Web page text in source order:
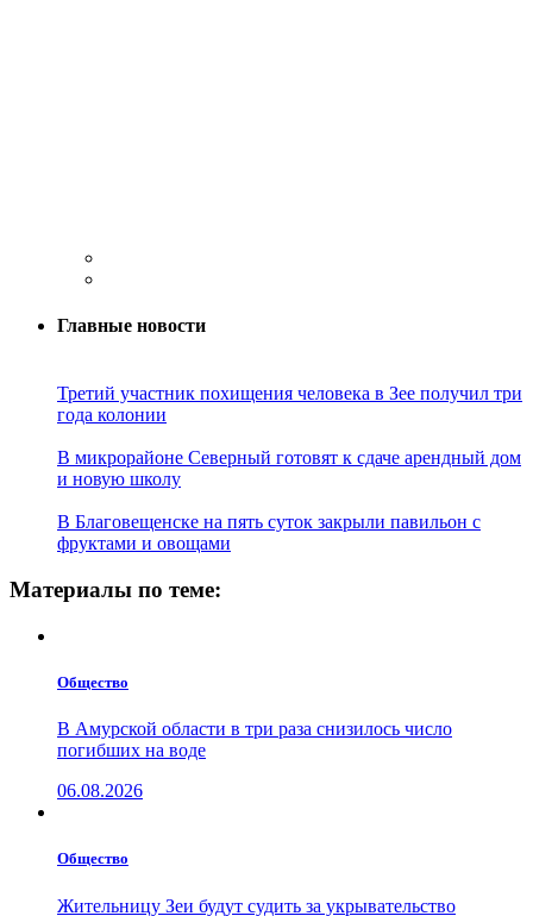
Главные новости
Третий участник похищения человека в Зее получил три
года колонии
В микрорайоне Северный готовят к сдаче арендный дом
и новую школу
В Благовещенске на пять суток закрыли павильон с
фруктами и овощами
Материалы по теме:
Общество
В Амурской области в три раза снизилось число
погибших на воде
06.08.2026
Общество
Жительницу Зеи будут судить за укрывательство